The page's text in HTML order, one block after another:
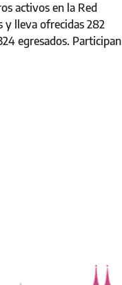
activos en la Red
y lleva ofrecidas 282
egresados. Participan